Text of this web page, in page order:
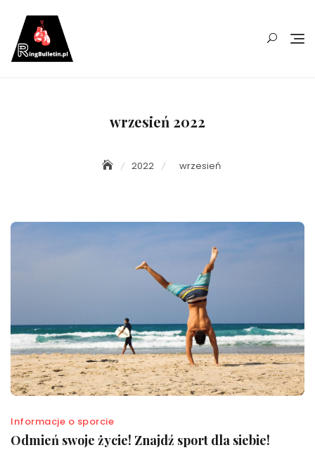
content
wrzesień 2022
2022 wrzesień
Informacje o sporcie
Odmień swoje życie! Znajdź sport dla siebie!